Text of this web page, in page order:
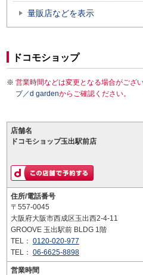
量販店などを表示
ドコモショップ
営業時間などは変更となる場合がござ
プ／d gardenからご確認ください。
店舗名
ドコモショップ玉出駅前店
住所/電話番号
〒557-0045
大阪府大阪市西成区玉出西2-4-11
GROOVE 玉出駅前 BLDG 1階
TEL： 0120-020-977
TEL： 06-6625-8898
営業時間